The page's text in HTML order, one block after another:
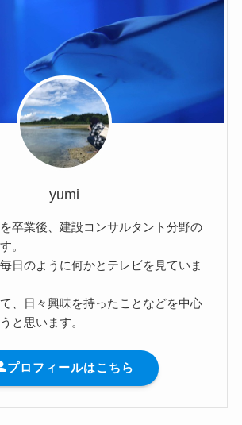
yumi
卒業後、建設コンサルタント分野の
。
日のように何かとテレビを見ていま
、日々興味を持ったことなどを中心
と思います。
プロフィールはこちら